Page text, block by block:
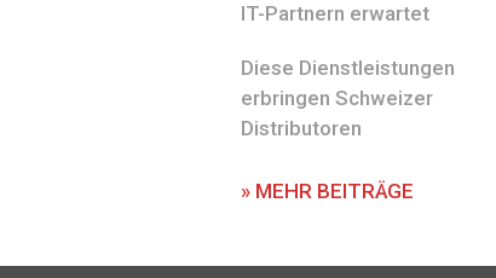
IT-Partnern erwartet
Diese Dienstleistungen
erbringen Schweizer
Distributoren
» MEHR BEITRÄGE